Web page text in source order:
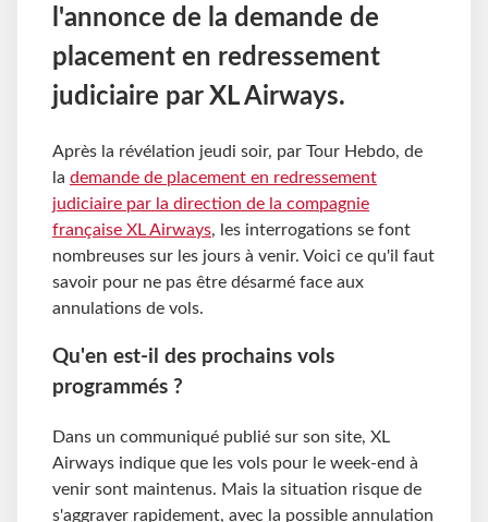
l'annonce de la demande de
placement en redressement
judiciaire par XL Airways.
Après la révélation jeudi soir, par Tour Hebdo, de
la demande de placement en redressement
judiciaire par la direction de la compagnie
française XL Airways, les interrogations se font
nombreuses sur les jours à venir. Voici ce qu'il faut
savoir pour ne pas être désarmé face aux
annulations de vols.
Qu'en est-il des prochains vols
programmés ?
Dans un communiqué publié sur son site, XL
Airways indique que les vols pour le week-end à
venir sont maintenus. Mais la situation risque de
s'aggraver rapidement, avec la possible annulation